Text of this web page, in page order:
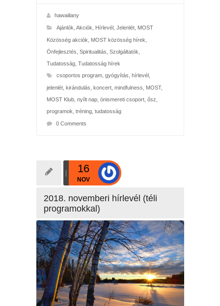
hawaiilany
Ajánlók Akciók Hírlevél, Jelenlét, MOST
Közösség akciók MOST közösség hírek
Önfejlesztés Spiritualitás Szolgáltatók
Tudatosság, Tudatosság hírek
csoportos program, gyógyítás hírlevél,
jelenlét, kirándulás koncert, mindfulness MOST,
MOST Klub, nyílt nap, önismereti csoport, ősz
programok tréning, tudatosság
0 Comments
16
NOV
2018. novemberi hírlevél (téli
programokkal)